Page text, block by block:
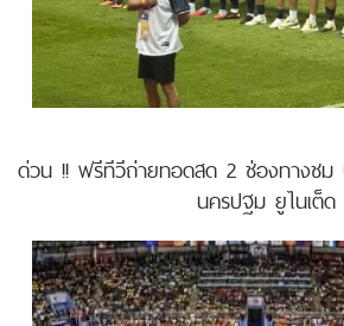
ด่วน !! ฟรีทีวีถ่ายทอดสด 2 ช่องทางชม
นครปฐม ยูไนเต็ด